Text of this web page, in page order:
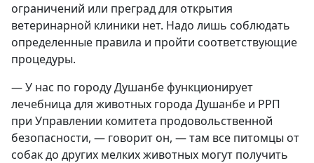
ограничений или преград для открытия
ветеринарной клиники нет. Надо лишь соблюдать
определенные правила и пройти соответствующие
процедуры.
— У нас по городу Душанбе функционирует
лечебница для животных города Душанбе и РРП
при Управлении комитета продовольственной
безопасности, — говорит он, — там все питомцы от
собак до других мелких животных могут получить